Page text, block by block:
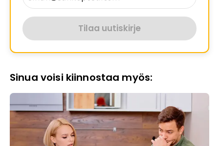
Tilaa uutiskirje
Sinua voisi kiinnostaa myös: